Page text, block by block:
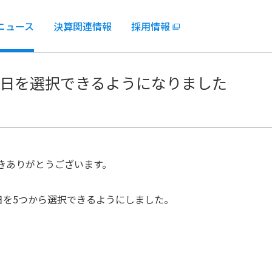
ュース 決算関連情報 採用情報
を選択できるようになりました
りがとうございます。
5つから選択できるようにしました。